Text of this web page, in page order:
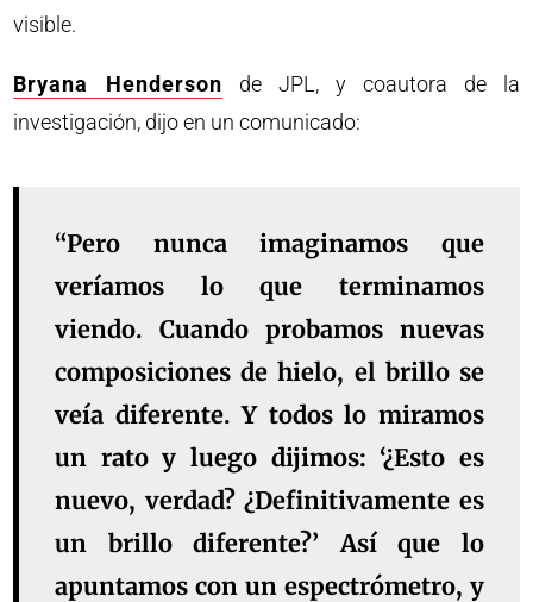
visible.
Bryana Henderson de JPL, y coautora de la
investigación, dijo en un comunicado:
“Pero nunca imaginamos que
veríamos lo que terminamos
viendo. Cuando probamos nuevas
composiciones de hielo, el brillo se
veía diferente. Y todos lo miramos
un rato y luego dijimos: ‘¿Esto es
nuevo, verdad? ¿Definitivamente es
un brillo diferente?’ Así que lo
apuntamos con un espectrómetro, y